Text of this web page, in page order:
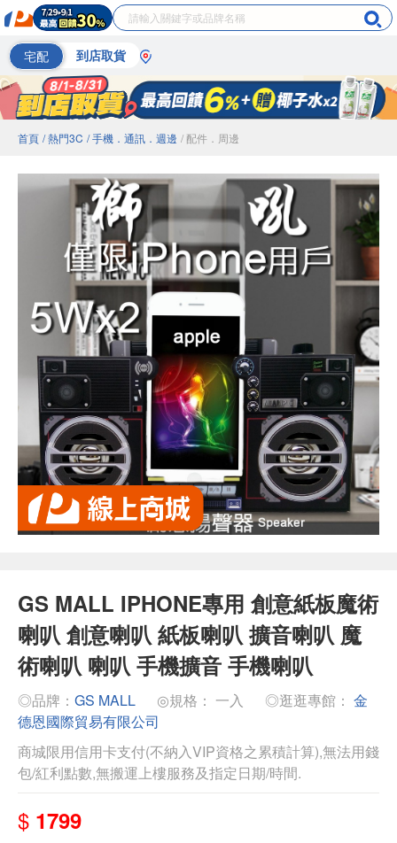
宅配 到店取貨
首頁 / 熱門3C / 手機．通訊．週邊 / 配件．周邊
GS MALL IPHONE專用 創意紙板魔術
喇叭 創意喇叭 紙板喇叭 擴音喇叭 魔
術喇叭 喇叭 手機擴音 手機喇叭
◎品牌： GS MALL ◎規格： 一入 ◎逛逛專館： 金
德恩國際貿易有限公司
商城限用信用卡支付(不納入VIP資格之累積計算),無法用錢
包/紅利點數,無搬運上樓服務及指定日期/時間.
$ 1799